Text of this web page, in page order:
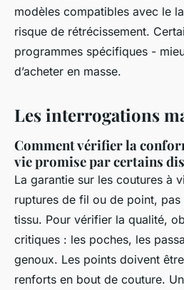
modèles compatibles avec le
risque de rétrécissement.
programmes spécifiques -
d’acheter en masse.
Les interrogations
Comment vérifier la
vie promise par certains
La garantie sur les coutures à
ruptures de fil ou de point,
tissu. Pour vérifier la qualité,
critiques : les poches, les
genoux. Les points doivent
renforts en bout de couture.